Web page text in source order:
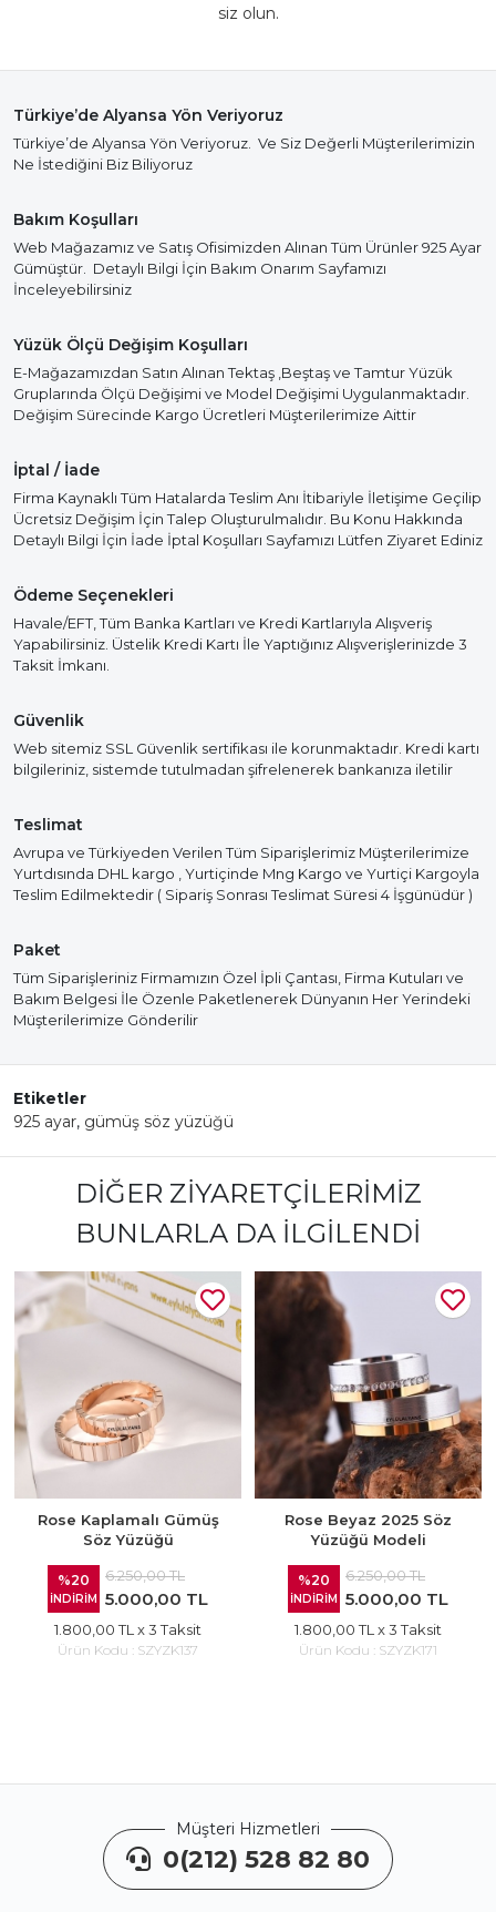
siz olun.
Türkiye’de Alyansa Yön Veriyoruz
Türkiye’de Alyansa Yön Veriyoruz. Ve Siz Değerli Müşterilerimizin
Ne İstediğini Biz Biliyoruz
Bakım Koşulları
Web Mağazamız ve Satış Ofisimizden Alınan Tüm Ürünler 925 Ayar
Gümüştür. Detaylı Bilgi İçin Bakım Onarım Sayfamızı
İnceleyebilirsiniz
Yüzük Ölçü Değişim Koşulları
E-Mağazamızdan Satın Alınan Tektaş ,Beştaş ve Tamtur Yüzük
Gruplarında Ölçü Değişimi ve Model Değişimi Uygulanmaktadır.
Değişim Sürecinde Kargo Ücretleri Müşterilerimize Aittir
İptal / İade
Firma Kaynaklı Tüm Hatalarda Teslim Anı İtibariyle İletişime Geçilip
Ücretsiz Değişim İçin Talep Oluşturulmalıdır. Bu Konu Hakkında
Detaylı Bilgi İçin İade İptal Koşulları Sayfamızı Lütfen Ziyaret Ediniz
Ödeme Seçenekleri
Havale/EFT, Tüm Banka Kartları ve Kredi Kartlarıyla Alışveriş
Yapabilirsiniz. Üstelik Kredi Kartı İle Yaptığınız Alışverişlerinizde 3
Taksit İmkanı.
Güvenlik
Web sitemiz SSL Güvenlik sertifikası ile korunmaktadır. Kredi kartı
bilgileriniz, sistemde tutulmadan şifrelenerek bankanıza iletilir
Teslimat
Avrupa ve Türkiyeden Verilen Tüm Siparişlerimiz Müşterilerimize
Yurtdısında DHL kargo , Yurtiçinde Mng Kargo ve Yurtiçi Kargoyla
Teslim Edilmektedir ( Sipariş Sonrası Teslimat Süresi 4 İşgünüdür )
Paket
Tüm Siparişleriniz Firmamızın Özel İpli Çantası, Firma Kutuları ve
Bakım Belgesi İle Özenle Paketlenerek Dünyanın Her Yerindeki
Müşterilerimize Gönderilir
Etiketler
925 ayar, gümüş söz yüzüğü
DIĞER ZIYARETÇILERIMIZ
BUNLARLA DA İLGILENDI
Rose Kaplamalı Gümüş
Söz Yüzüğü
%20
İNDİRİM
6.250,00 TL
5.000,00 TL
1.800,00 TL x 3 Taksit
Ürün Kodu : SZYZK137
Rose Beyaz 2025 Söz
Yüzüğü Modeli
%20
İNDİRİM
6.250,00 TL
5.000,00 TL
1.800,00 TL x 3 Taksit
Ürün Kodu : SZYZK171
Müşteri Hizmetleri
0(212) 528 82 80